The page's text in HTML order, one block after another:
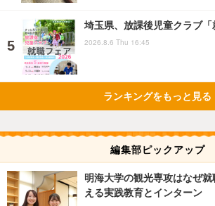
埼玉県、放課後児童クラブ「
2026.8.6 Thu 16:45
ランキングをもっと見る
編集部ピックアップ
明海大学の観光専攻はなぜ
える実践教育とインターン